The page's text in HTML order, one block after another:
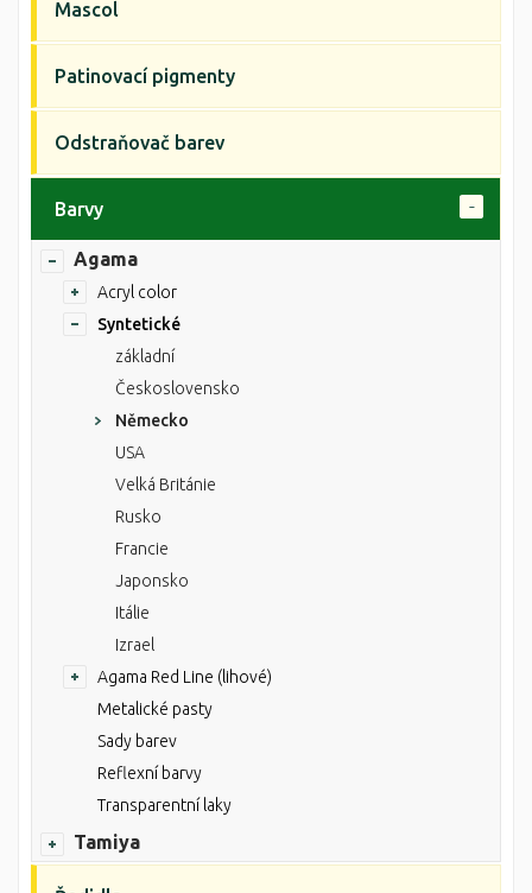
Mascol
Patinovací pigmenty
Odstraňovač barev
Barvy
Agama
Acryl color
Syntetické
základní
Československo
Německo
USA
Velká Británie
Rusko
Francie
Japonsko
Itálie
Izrael
Agama Red Line (lihové)
Metalické pasty
Sady barev
Reflexní barvy
Transparentní laky
Tamiya